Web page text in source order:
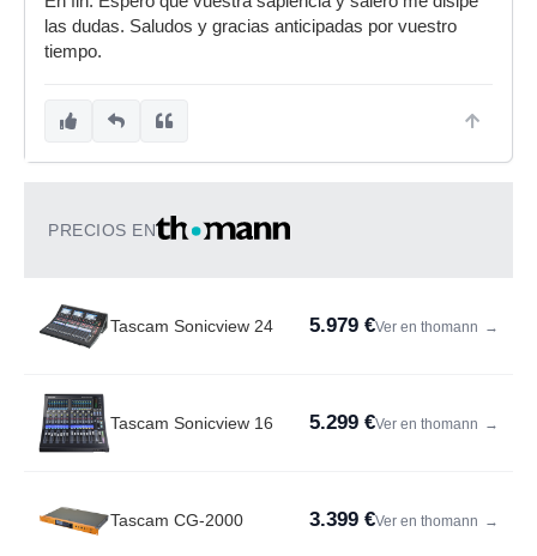
las dudas. Saludos y gracias anticipadas por vuestro
tiempo.
PRECIOS EN
Tascam Sonicview 24 5.979 €Ver en thomann →
Tascam Sonicview 16 5.299 €Ver en thomann →
Tascam CG-2000 3.399 €Ver en thomann →